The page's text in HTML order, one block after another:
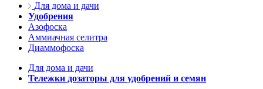
Для дома и дачи
Удобрения
Азофоска
Аммиачная селитра
Диаммофоска
Для дома и дачи
Тележки дозаторы для удобрений и семян